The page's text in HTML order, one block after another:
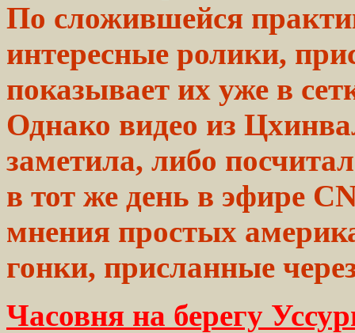
По сложившейся
интересные ролики,
показывает их уже в
Однако видео из
заметила, либо
в тот же день в эфире
мнения простых
гонки, присланные
Часовня на берегу